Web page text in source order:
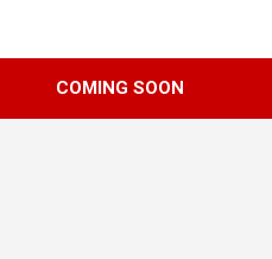
COMING SOON